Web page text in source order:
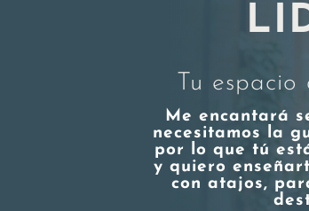
Tu
Me encantará
necesitamos la
por lo que tú
y quiero
con atajos,